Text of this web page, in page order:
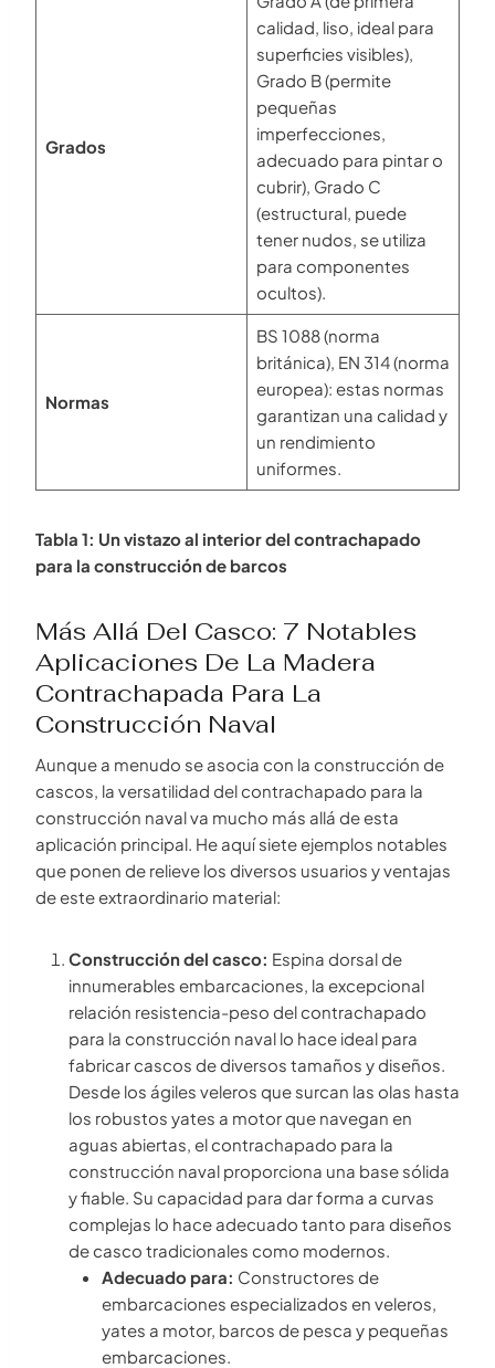
Grados
calidad, liso, ideal para
superficies visibles),
Grado B (permite
pequeñas
imperfecciones,
adecuado para pintar o
cubrir), Grado C
(estructural, puede
tener nudos, se utiliza
para componentes
ocultos).
Normas
BS 1088 (norma
británica), EN 314 (norma
europea): estas normas
garantizan una calidad y
un rendimiento
uniformes.
Tabla 1: Un vistazo al interior del contrachapado
para la construcción de barcos
Más Allá Del Casco: 7 Notables
Aplicaciones De La Madera
Contrachapada Para La
Construcción Naval
Aunque a menudo se asocia con la construcción de
cascos, la versatilidad del contrachapado para la
construcción naval va mucho más allá de esta
aplicación principal. He aquí siete ejemplos notables
que ponen de relieve los diversos usuarios y ventajas
de este extraordinario material:
Construcción del casco: Espina dorsal de
innumerables embarcaciones, la excepcional
relación resistencia-peso del contrachapado
para la construcción naval lo hace ideal para
fabricar cascos de diversos tamaños y diseños.
Desde los ágiles veleros que surcan las olas hasta
los robustos yates a motor que navegan en
aguas abiertas, el contrachapado para la
construcción naval proporciona una base sólida
y fiable. Su capacidad para dar forma a curvas
complejas lo hace adecuado tanto para diseños
de casco tradicionales como modernos.
Adecuado para: Constructores de
embarcaciones especializados en veleros,
yates a motor, barcos de pesca y pequeñas
embarcaciones.